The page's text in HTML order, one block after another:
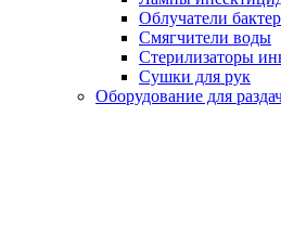
Облучатели
Смягчители воды
Стерилизаторы
Сушки для рук
Оборудование для